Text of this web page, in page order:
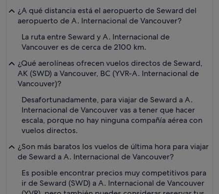
¿A qué distancia está el aeropuerto de Seward del
aeropuerto de A. Internacional de Vancouver?
La ruta entre Seward y A. Internacional de
Vancouver es de cerca de 2100 km.
¿Qué aerolíneas ofrecen vuelos directos de Seward,
AK (SWD) a Vancouver, BC (YVR-A. Internacional de
Vancouver)?
Desafortunadamente, para viajar de Seward a A.
Internacional de Vancouver vas a tener que hacer
escala, porque no hay ninguna compañía aérea con
vuelos directos.
¿Son más baratos los vuelos de última hora para viajar
de Seward a A. Internacional de Vancouver?
Es posible encontrar precios muy competitivos para
ir de Seward (SWD) a A. Internacional de Vancouver